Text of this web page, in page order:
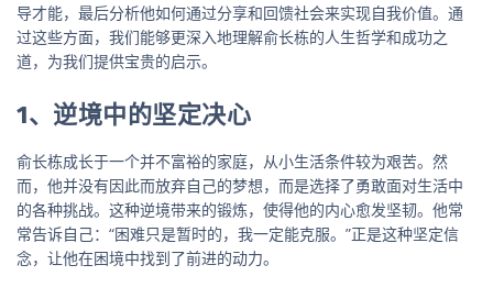
导才能，最后分析他如何通过分享和回馈社会来实现自我价值。通
过这些方面，我们能够更深入地理解俞长栋的人生哲学和成功之
道，为我们提供宝贵的启示。
1、逆境中的坚定决心
俞长栋成长于一个并不富裕的家庭，从小生活条件较为艰苦。然
而，他并没有因此而放弃自己的梦想，而是选择了勇敢面对生活中
的各种挑战。这种逆境带来的锻炼，使得他的内心愈发坚韧。他常
常告诉自己：“困难只是暂时的，我一定能克服。”正是这种坚定信
念，让他在困境中找到了前进的动力。